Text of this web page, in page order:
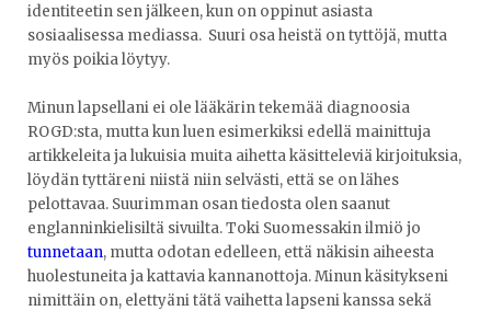
identiteetin sen jälkeen, kun on oppinut asiasta
sosiaalisessa mediassa. Suuri osa heistä on tyttöjä, mutta
myös poikia löytyy.
Minun lapsellani ei ole lääkärin tekemää diagnoosia
ROGD:sta, mutta kun luen esimerkiksi edellä mainittuja
artikkeleita ja lukuisia muita aihetta käsitteleviä kirjoituksia,
löydän tyttäreni niistä niin selvästi, että se on lähes
pelottavaa. Suurimman osan tiedosta olen saanut
englanninkielisiltä sivuilta. Toki Suomessakin ilmiö jo
tunnetaan, mutta odotan edelleen, että näkisin aiheesta
huolestuneita ja kattavia kannanottoja. Minun käsitykseni
nimittäin on, elettyäni tätä vaihetta lapseni kanssa sekä